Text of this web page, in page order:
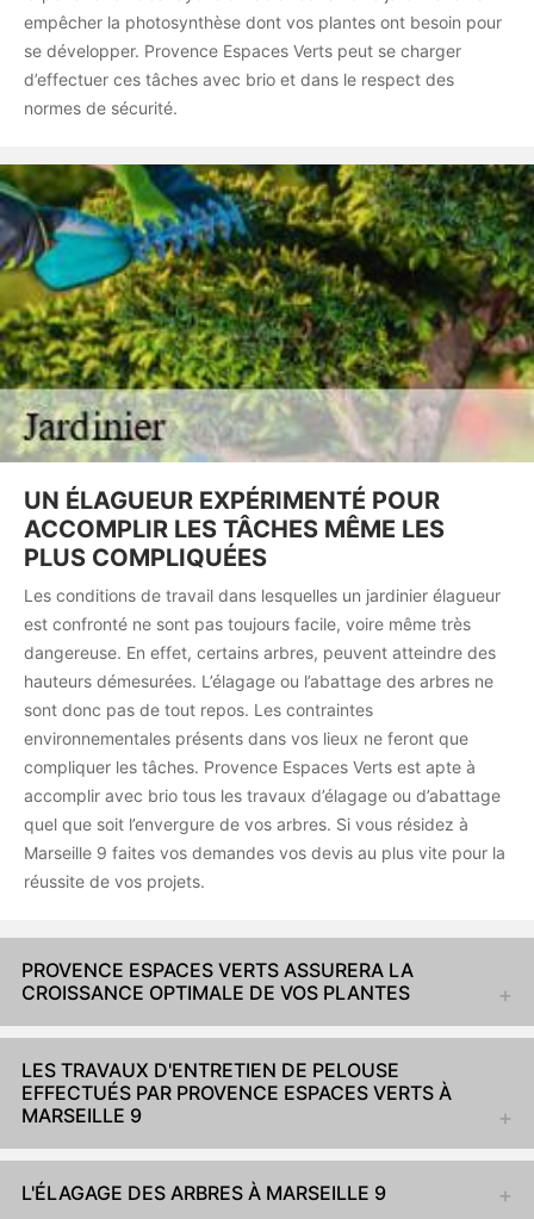
empêcher la photosynthèse dont vos plantes ont besoin pour
se développer. Provence Espaces Verts peut se charger
d’effectuer ces tâches avec brio et dans le respect des
normes de sécurité.
UN ÉLAGUEUR EXPÉRIMENTÉ POUR
ACCOMPLIR LES TÂCHES MÊME LES
PLUS COMPLIQUÉES
Les conditions de travail dans lesquelles un jardinier élagueur
est confronté ne sont pas toujours facile, voire même très
dangereuse. En effet, certains arbres, peuvent atteindre des
hauteurs démesurées. L’élagage ou l’abattage des arbres ne
sont donc pas de tout repos. Les contraintes
environnementales présents dans vos lieux ne feront que
compliquer les tâches. Provence Espaces Verts est apte à
accomplir avec brio tous les travaux d’élagage ou d’abattage
quel que soit l’envergure de vos arbres. Si vous résidez à
Marseille 9 faites vos demandes vos devis au plus vite pour la
réussite de vos projets.
PROVENCE ESPACES VERTS ASSURERA LA
CROISSANCE OPTIMALE DE VOS PLANTES
LES TRAVAUX D'ENTRETIEN DE PELOUSE
EFFECTUÉS PAR PROVENCE ESPACES VERTS À
MARSEILLE 9
L'ÉLAGAGE DES ARBRES À MARSEILLE 9